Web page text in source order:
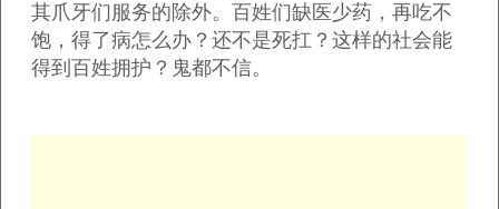
其爪牙们服务的除外。百姓们缺医少药，再吃不
饱，得了病怎么办？还不是死扛？这样的社会能
得到百姓拥护？鬼都不信。